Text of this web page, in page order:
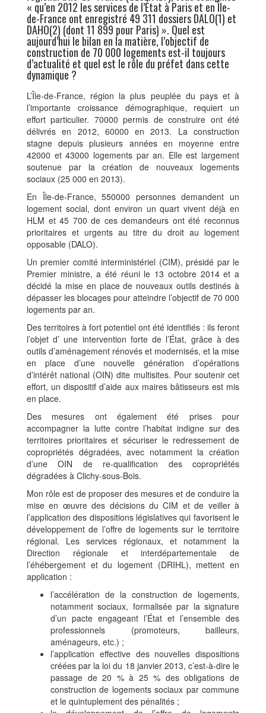
« qu’en 2012 les services de l’État à Paris et en Île-
de-France ont enregistré 49 311 dossiers DALO(1) et
DAHO(2) (dont 11 899 pour Paris) ». Quel est
aujourd’hui le bilan en la matière, l’objectif de
construction de 70 000 logements est-il toujours
d’actualité et quel est le rôle du préfet dans cette
dynamique ?
L’Île-de-France, région la plus peuplée du pays et à
l’importante croissance démographique, requiert un
effort particulier. 70000 permis de construire ont été
délivrés en 2012, 60000 en 2013. La construction
stagne depuis plusieurs années en moyenne entre
42000 et 43000 logements par an. Elle est largement
soutenue par la création de nouveaux logements
sociaux (25 000 en 2013).
En Île-de-France, 550000 personnes demandent un
logement social, dont environ un quart vivent déjà en
HLM et 45 700 de ces demandeurs ont été reconnus
prioritaires et urgents au titre du droit au logement
opposable (DALO).
Un premier comité interministériel (CIM), présidé par le
Premier ministre, a été réuni le 13 octobre 2014 et a
décidé la mise en place de nouveaux outils destinés à
dépasser les blocages pour atteindre l’objectif de 70 000
logements par an.
Des territoires à fort potentiel ont été identifiés : ils feront
l’objet d’ une intervention forte de l’État, grâce à des
outils d’aménagement rénovés et modernisés, et la mise
en place d’une nouvelle génération d’opérations
d’intérêt national (OIN) dite multisites. Pour soutenir cet
effort, un dispositif d’aide aux maires bâtisseurs est mis
en place.
Des mesures ont également été prises pour
accompagner la lutte contre l’habitat indigne sur des
territoires prioritaires et sécuriser le redressement de
copropriétés dégradées, avec notamment la création
d’une OIN de re-qualification des copropriétés
dégradées à Clichy-sous-Bois.
Mon rôle est de proposer des mesures et de conduire la
mise en œuvre des décisions du CIM et de veiller à
l’application des dispositions législatives qui favorisent le
développement de l’offre de logements sur le territoire
régional. Les services régionaux, et notamment la
Direction régionale et interdépartementale de
l’éhébergement et du logement (DRIHL), mettent en
application :
l’accélération de la construction de logements,
notamment sociaux, formalisée par la signature
d’un pacte engageant l’État et l’ensemble des
professionnels (promoteurs, bailleurs,
aménageurs, etc.) ;
l’application effective des nouvelles dispositions
créées par la loi du 18 janvier 2013, c’est-à-dire le
passage de 20 % à 25 % des obligations de
construction de logements sociaux par commune
et le quintuplement des pénalités ;